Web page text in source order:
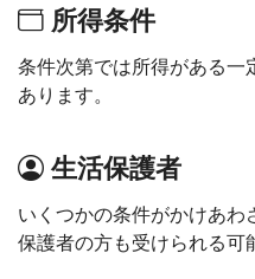
所得条件
条件次第では所得がある一
あります。
生活保護者
いくつかの条件がかけあわ
保護者の方も受けられる可